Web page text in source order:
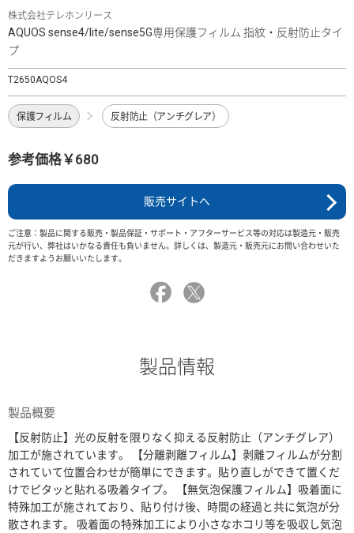
株式会社テレホンリース
AQUOS sense4/lite/sense5G専用保護フィルム 指紋・反射防止タイ
プ
T2650AQOS4
保護フィルム 反射防止（アンチグレア）
参考価格￥680
販売サイトへ
ご注意：製品に関する販売・製品保証・サポート・アフターサービス等の対応は製造元・販売
元が行い、弊社はいかなる責任も負いません。詳しくは、製造元・販売元にお問い合わせいた
だきますようお願いいたします。
製品情報
製品概要
【反射防止】光の反射を限りなく抑える反射防止（アンチグレア）
加工が施されています。 【分離剥離フィルム】剥離フィルムが分割
されていて位置合わせが簡単にできます。貼り直しができて置くだ
けでピタッと貼れる吸着タイプ。 【無気泡保護フィルム】吸着面に
特殊加工が施されており、貼り付け後、時間の経過と共に気泡が分
散されます。 吸着面の特殊加工により小さなホコリ等を吸収し気泡